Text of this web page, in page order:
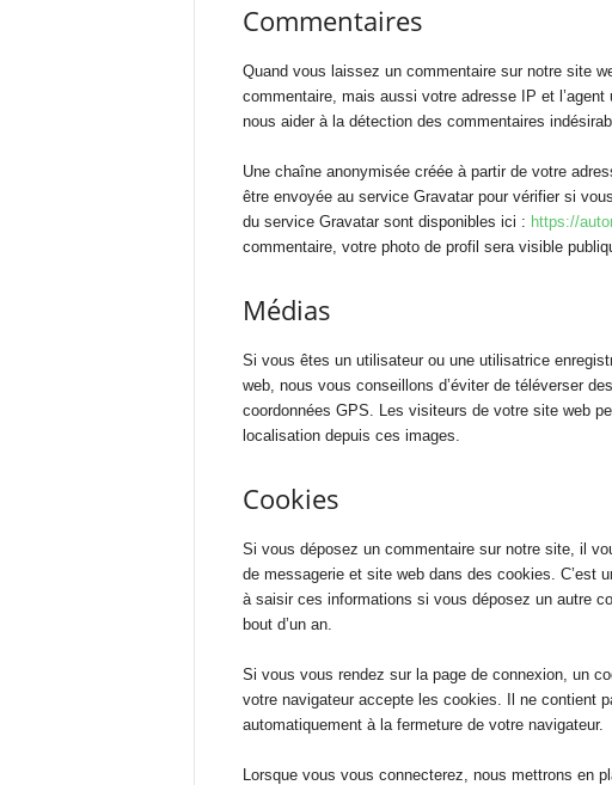
Commentaires
Quand vous laissez un commentaire sur notre site
commentaire, mais aussi votre adresse IP et
nous aider à la détection des commentaires
Une chaîne anonymisée créée à partir de votre
être envoyée au service Gravatar pour vérifier si
du service Gravatar sont disponibles ici : https://
commentaire, votre photo de profil sera visible
Médias
Si vous êtes un utilisateur ou une utilisatrice
web, nous vous conseillons d’éviter de téléverser
coordonnées GPS. Les visiteurs de votre site web
localisation depuis ces images.
Cookies
Si vous déposez un commentaire sur notre site, il
de messagerie et site web dans des cookies. C’est
à saisir ces informations si vous déposez un autre
bout d’un an.
Si vous vous rendez sur la page de connexion, un
votre navigateur accepte les cookies. Il ne contient
automatiquement à la fermeture de votre navigateur.
Lorsque vous vous connecterez, nous mettrons en